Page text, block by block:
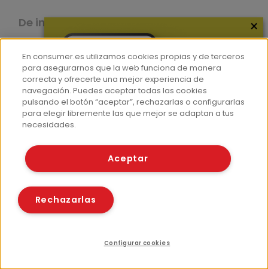
De interés ×
En consumer.es utilizamos cookies propias y de terceros
para asegurarnos que la web funciona de manera
correcta y ofrecerte una mejor experiencia de
navegación. Puedes aceptar todas las cookies
pulsando el botón “aceptar”, rechazarlas o configurarlas
para elegir libremente las que mejor se adaptan a tus
necesidades.
Aceptar
Rechazarlas
Configurar cookies